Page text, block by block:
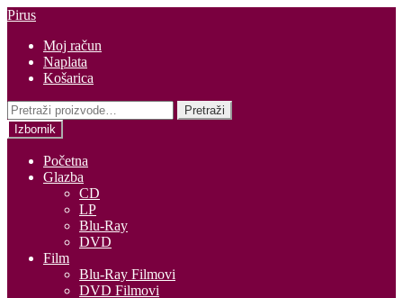
Preskoči
navigaciju
Skoči
sadržaja
Pirus
Moj račun
Naplata
Košarica
Pretraži:
Pretraži
Izbornik
Početna
Glazba
CD
LP
Blu-Ray
DVD
Film
Blu-Ray Filmovi
DVD Filmovi